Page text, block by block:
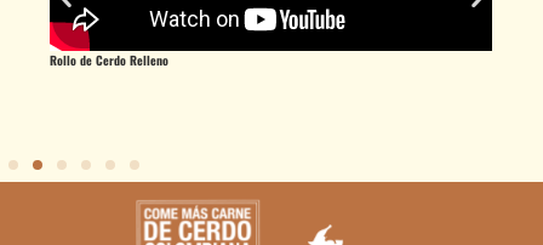
Rollo de Cerdo Relleno